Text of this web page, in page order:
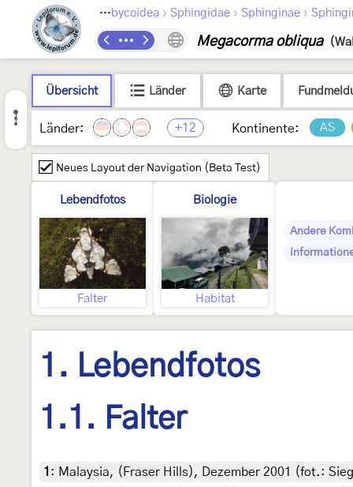
Lepidoptera Bombycoidea › Sphingidae › Sphinginae ›
Megacorma obliqua
Übersicht Länder Karte
Länder: +12 Kontinente: AS
Neues Layout der Navigation (Beta Test)
Lebendfotos
Falter
Biologie
Habitat
Andere
1. Lebendfotos
1.1. Falter
1 : Malaysia, (Fraser Hills), Dezember 2001 (fot.: